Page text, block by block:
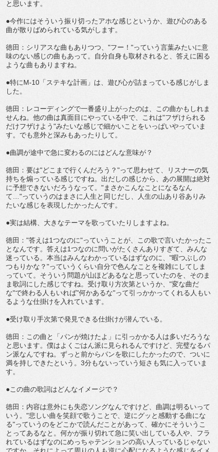
と思います。
●今作にはそういう振り切ったアホな感じというか、遊び心のある
曲が散りばめられている気がします。
徳田：シリアスな曲もありつつ、"フー！"っていう言葉みたいに意
味のない感じの曲もあって。自分自身も取材されると、答えに困る
ような曲もありますね。
●特にM-10「ステキな計画」は、遊び心が詰まっている感じがしま
した。
徳田：レコーディングで一番盛り上がったのは、この曲かもしれま
せんね。他の曲は真面目にやっている中で、これは"フザけられる
だけフザけよう"みたいな感じで細かいことをいっぱいやっていま
す。でも意外と深みもあったりして。
●曲調が途中で急に変わるのにはどんな意味が？
徳田：要は"どこまで行くんだろう？"って思わせて、リスナーの気
持ちを煽っている感じですね。出だしの感じから、あの展開は絶対
に予想できないだろうなって。"まさかこんなことになるなん
て…"っていうのはまさに人生と同じだし、人生の山あり谷ありみ
たいな感じを表現したかったんです。
●実は結構、大きなテーマを歌っていたりしますよね。
徳田："答えは1つなのに"っていうことが、この歌で言いたかったこ
となんです。答えは1つなのに問いがたくさんありすぎて、みんな
迷っている。本当はみんなわかっているはずなのに、"暇つぶしの
つもりかな？"っていうくらい自分で色んなことを複雑にしてしま
っていて。そういう問題が山ほどあるなと思っていたのを、そのま
ま歌詞にした感じですね。受け取り方次第というか、"変な曲だ
な"で終わる人もいれば"何かあるな"って引っかかってくれる人もい
るような仕掛けを入れています。
●受け取り手次第で発見できる仕掛けが潜んでいる。
徳田：この曲と「パンが焼けたよ」に引っかかる人は多いだろうな
と思います。僕はよくごはん派に見られるんですけど、完璧なるパ
ン派なんですね。ずっと前からパンを歌にしたかったので、ついに
満を持しできたという。3分もないっていう短さも気に入っていま
す。
●この曲の歌詞はどんなイメージで？
徳田：内容は意外にも失恋ソングなんですけど、曲調は明るいって
いう。"悲しい曲を笑顔で歌うことで、逆にグッと感動する曲にな
る"っていうのをどこかで読んだことがあって、確かにそういうこ
とってあるなと。何かが振り切れて急に笑い出している人や、フラ
れているはずなのにめっちゃテンションの高い人っているじゃない